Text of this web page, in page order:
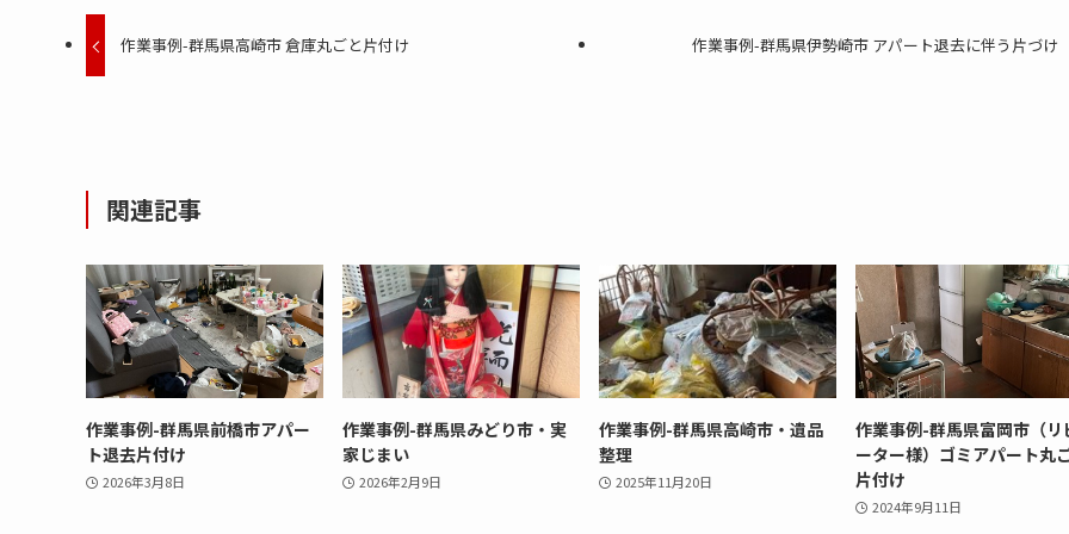
作業事例-群馬県高崎市 倉庫丸ごと片付け 作業事例-群馬県伊勢崎市 アパート退去に伴う片づけ
関連記事
作業事例-群馬県前橋市アパー
ト退去片付け
2026年3月8日
作業事例-群馬県みどり市・実
家じまい
2026年2月9日
作業事例-群馬県高崎市・遺品
整理
2025年11月20日
作業事例-群馬県富岡市（リ
ーター様）ゴミアパート丸
片付け
2024年9月11日